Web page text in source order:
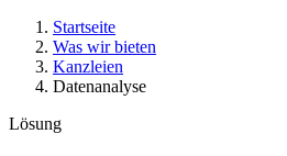
Startseite
Was wir bieten
Kanzleien
Datenanalyse
Lösung